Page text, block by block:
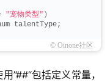
"宠物类型" )
talentType;
© Oinone社区
”##“包括定义常量，